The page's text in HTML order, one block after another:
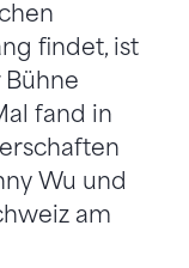
findet, ist
fand in
Wu und
am